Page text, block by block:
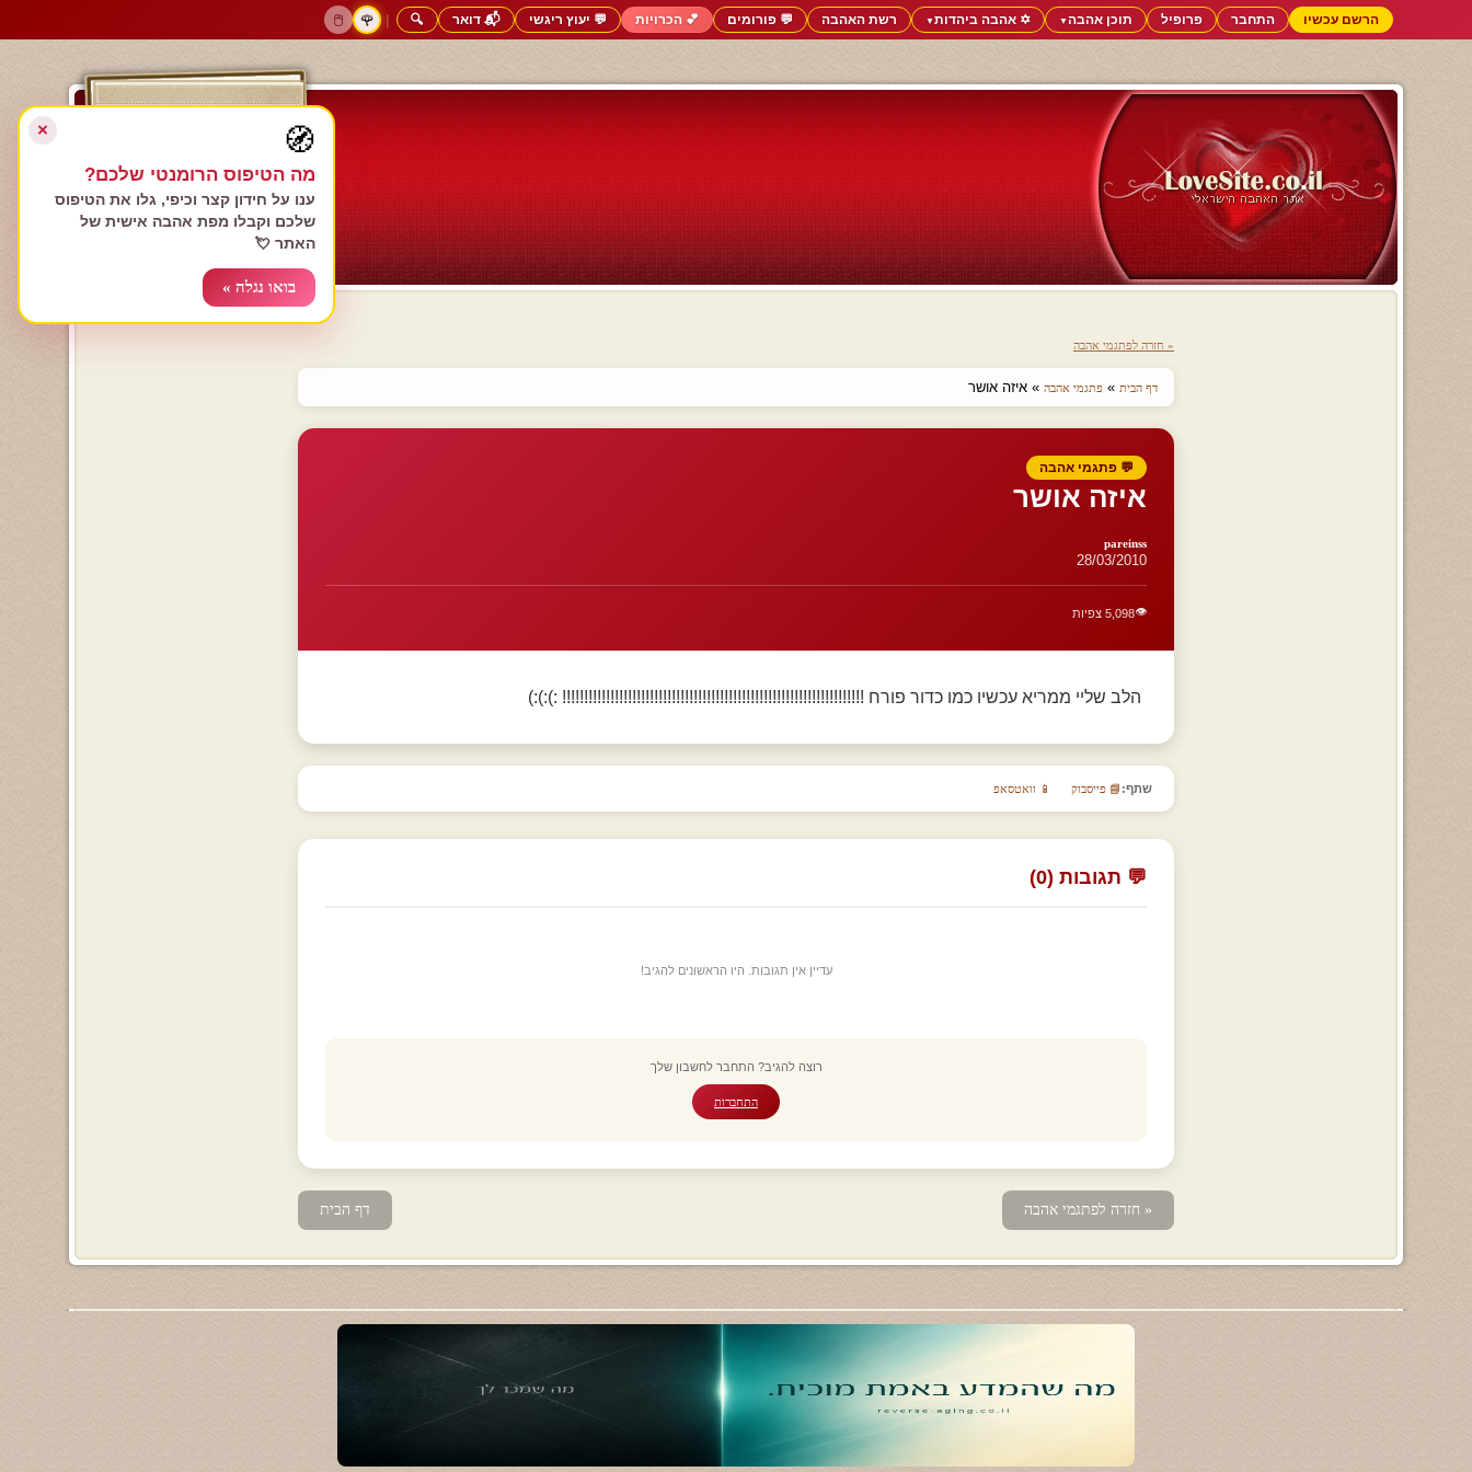
הרשם עכשיו התחבר פרופיל תוכן אהבה▼ ✡️ אהבה ביהדות▼ רשת האהבה 💬 פורומים 💕 הכרויות 💬 יעוץ ריגשי 📬 דואר 🔍
|
🌹
🖱️
הרשם עכשיו
התחבר
« חזרה לפתגמי אהבה
דף הבית » פתגמי אהבה » איזה אושר
💬 פתגמי אהבה
איזה אושר
pareinss
28/03/2010
👁️5,098 צפיות
הלב שליי ממריא עכשיו כמו כדור פורח !!!!!!!!!!!!!!!!!!!!!!!!!!!!!!!!!!!!!!!!!!!!!!!!!!!!!!!!!!!!!!!!!!!!! :):):)
שתף: 📘 פייסבוק 📱 וואטסאפ
💬 תגובות (0)
עדיין אין תגובות. היו הראשונים להגיב!
רוצה להגיב? התחבר לחשבון שלך
התחברות
« חזרה לפתגמי אהבה דף הבית